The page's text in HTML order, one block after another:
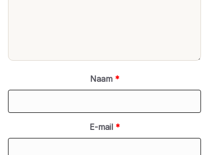
Naam *
E-mail *